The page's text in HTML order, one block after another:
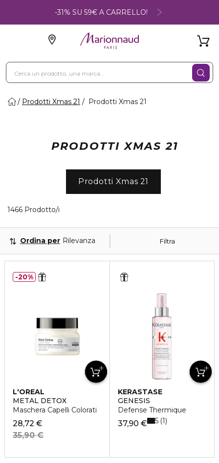
-31% SU 59€ A CARRELLO!
Prodotti Xmas 21 Prodotti Xmas 21
PRODOTTI XMAS 21
Prodotti Xmas 21
1466 Prodotto/i
Filtra
Ordina per Rilevanza
L'OREAL
PROFESSIONNEL
METAL DETOX
Maschera Capelli Colorati
28,72 €
35,90 €
20%
KERASTASE
GENESIS
Defense Thermique
37,90 € 5 1